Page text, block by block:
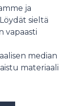
ja
sieltä
vapaasti
median
materiaali